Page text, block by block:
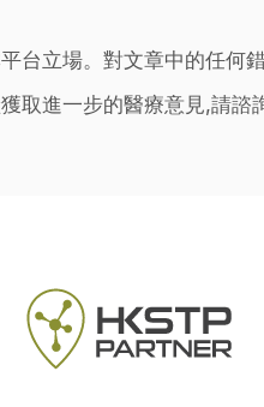
台立場。對文章中的任何
取進一步的醫療意見,請